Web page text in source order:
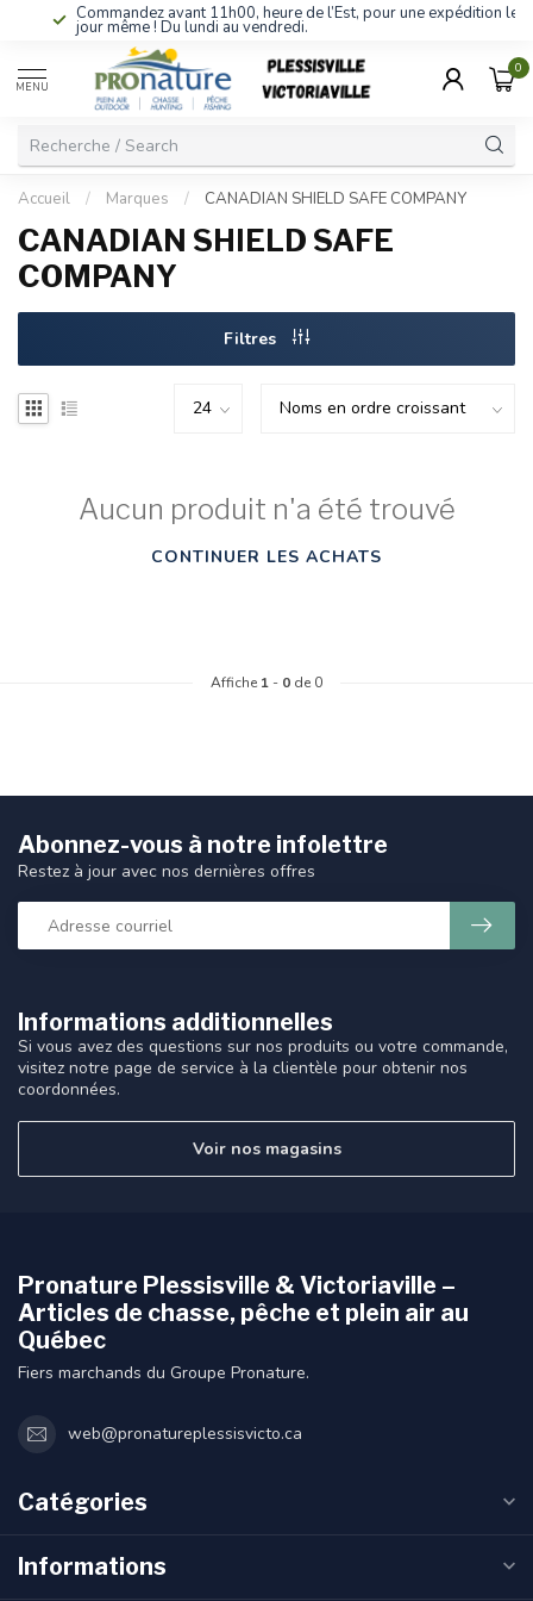
Commandez avant 11h00, heure de l’Est, pour une expédition le
jour même ! Du lundi au vendredi.
MENU
0
Accueil / Marques / CANADIAN SHIELD SAFE COMPANY
CANADIAN SHIELD SAFE
COMPANY
Filtres
Aucun produit n'a été trouvé
CONTINUER LES ACHATS
Affiche 1 - 0 de 0
Informations additionnelles
Si vous avez des questions sur nos produits ou votre commande,
visitez notre page de service à la clientèle pour obtenir nos
coordonnées.
Voir nos magasins
Abonnez-vous à notre infolettre
Restez à jour avec nos dernières offres
Pronature Plessisville & Victoriaville –
Articles de chasse, pêche et plein air au
Québec
Fiers marchands du Groupe Pronature.
web@pronatureplessisvicto.ca
Catégories
Informations